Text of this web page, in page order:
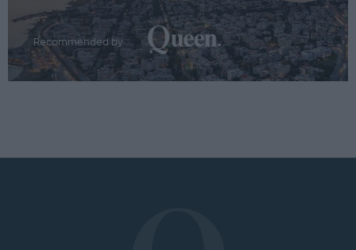
Recommended by